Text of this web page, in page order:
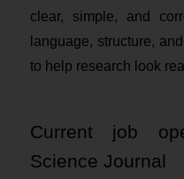
clear, simple, and
language, structure,
to help research look
Current job
Science Journal